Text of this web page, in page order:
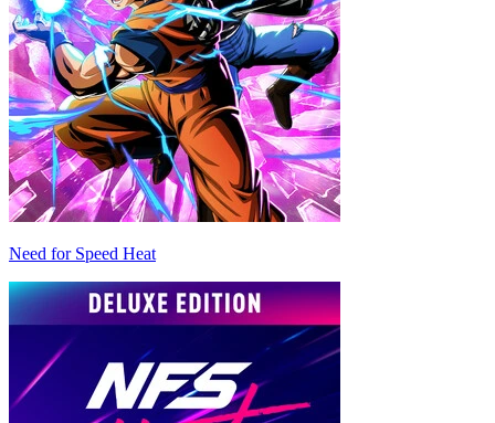
Need for Speed Heat